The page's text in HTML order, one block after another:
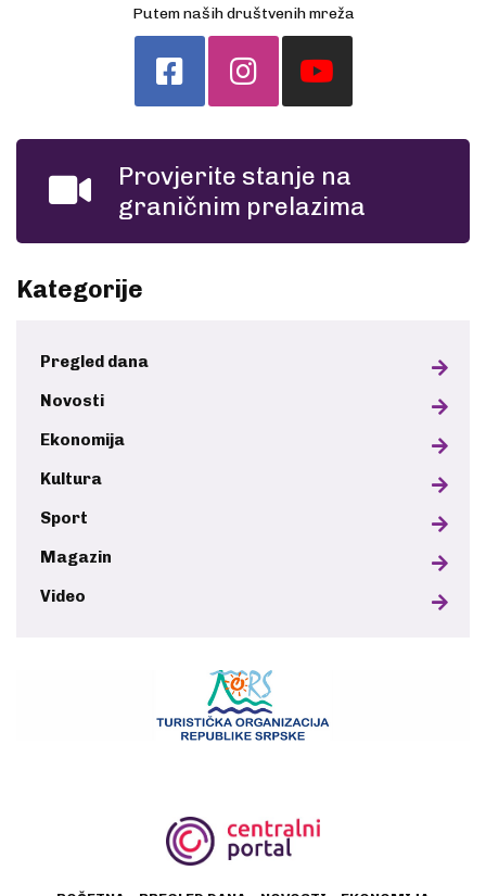
Putem naših društvenih mreža
Provjerite stanje na
graničnim prelazima
Kategorije
Pregled dana
Novosti
Ekonomija
Kultura
Sport
Magazin
Video